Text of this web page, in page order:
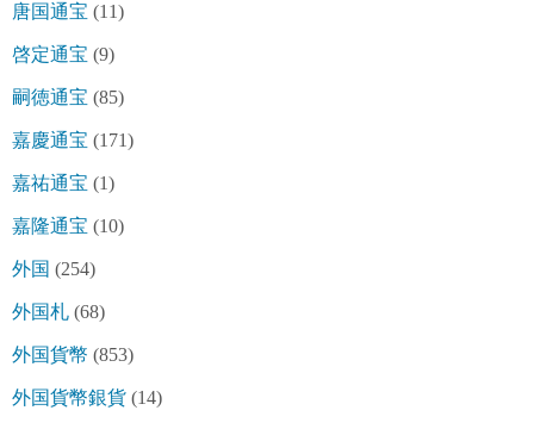
唐国通宝 (11)
啓定通宝 (9)
嗣徳通宝 (85)
嘉慶通宝 (171)
嘉祐通宝 (1)
嘉隆通宝 (10)
外国 (254)
外国札 (68)
外国貨幣 (853)
外国貨幣銀貨 (14)